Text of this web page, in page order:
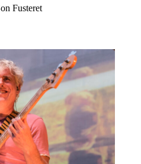
Fusteret